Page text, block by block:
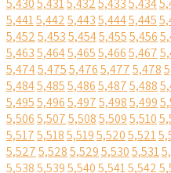
5,4305,4315,4325,4335,434
5,4415,4425,4435,4445,445
5,4525,4535,4545,4555,456
5,4635,4645,4655,4665,467
5,4745,4755,4765,4775,478
5,4845,4855,4865,4875,488
5,4955,4965,4975,4985,499
5,5065,5075,5085,5095,510
5,5175,5185,5195,5205,521
5,5275,5285,5295,5305,531
5,5385,5395,5405,5415,542